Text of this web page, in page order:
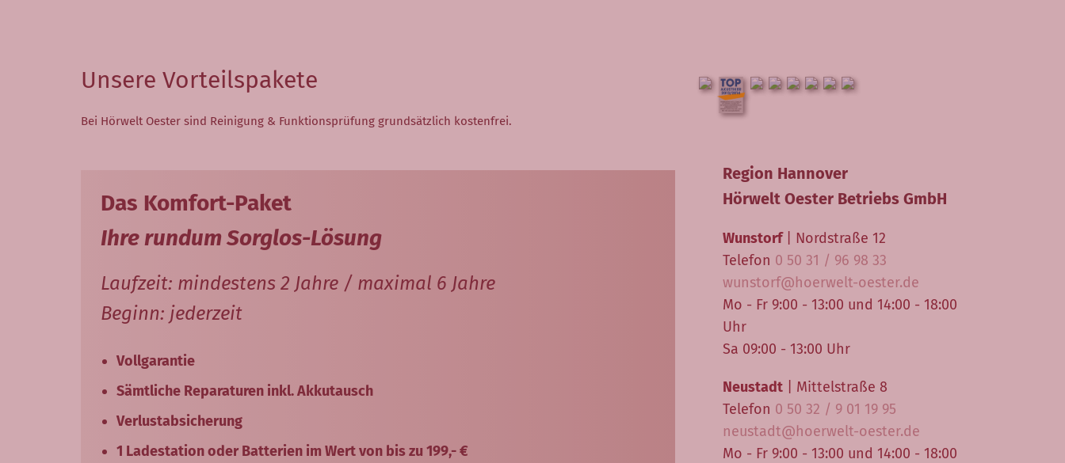
Unsere Vorteilspakete
Bei Hörwelt Oester sind Reinigung & Funktionsprüfung grundsätzlich kostenfrei.
Das Komfort-Paket
Ihre rundum Sorglos-Lösung
Laufzeit: mindestens 2 Jahre / maximal 6 Jahre
Beginn: jederzeit
Vollgarantie
Sämtliche Reparaturen inkl. Akkutausch
Verlustabsicherung
1 Ladestation oder Batterien im Wert von bis zu 199,- €
Region Hannover
Hörwelt Oester Betriebs GmbH
Wunstorf| Nordstraße 12
Telefon 0 50 31 / 96 98 33
wunstorf@hoerwelt-oester.de
Mo - Fr 9:00 - 13:00 und 14:00 - 18:00
Uhr
Sa 09:00 - 13:00 Uhr
Neustadt | Mittelstraße 8
Telefon 0 50 32 / 9 01 19 95
neustadt@hoerwelt-oester.de
Mo - Fr 9:00 - 13:00 und 14:00 - 18:00